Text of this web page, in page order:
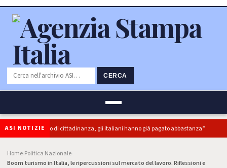
CERCA
ASI NOTIZIEe reddito di cittadinanza, gli italiani hanno già pagato abbastanza”
Home Politica Nazionale
Boom turismo in Italia, le ripercussioni sul mercato del lavoro. Riflessioni e